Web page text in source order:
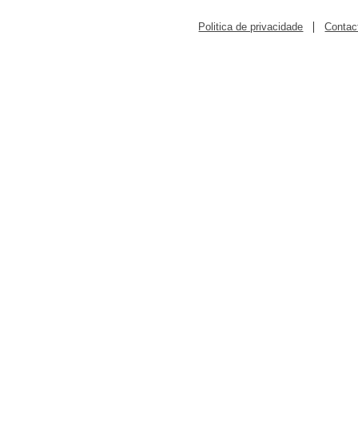
Politica de privacidade |